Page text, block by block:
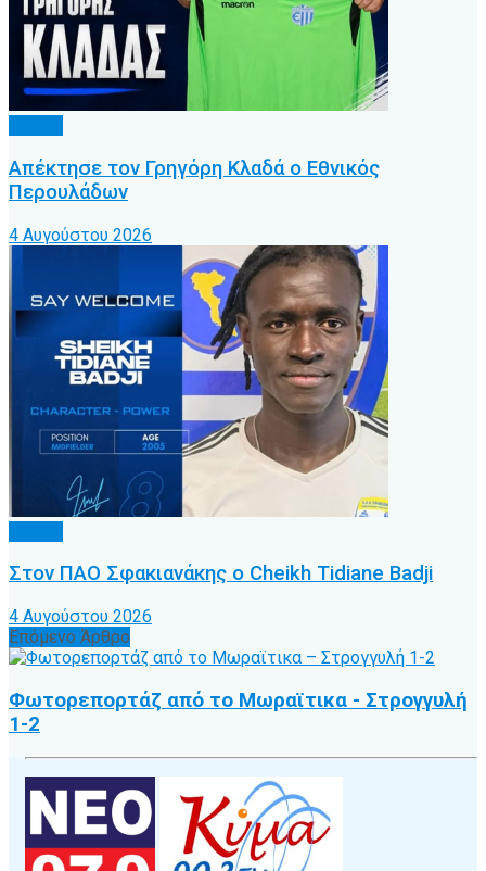
Απέκτησε τον Γρηγόρη Κλαδά ο Εθνικός
Περουλάδων
4 Αυγούστου 2026
Στον ΠΑΟ Σφακιανάκης ο Cheikh Tidiane Badji
4 Αυγούστου 2026
Επόμενο Άρθρο
Φωτορεπορτάζ από το Μωραϊτικα - Στρογγυλή
1-2